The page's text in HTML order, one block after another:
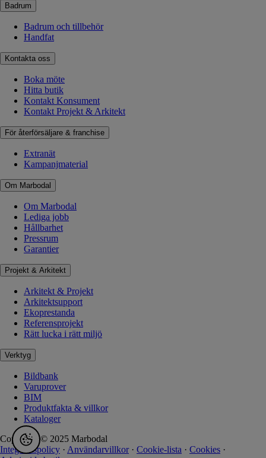
Badrum
Badrum och tillbehör
Handfat
Kontakta oss
Boka möte
Hitta butik
Kontakt Konsument
Kontakt Projekt & Arkitekt
För återförsäljare & franchise
Extranät
Kampanjmaterial
Om Marbodal
Om Marbodal
Lediga jobb
Hållbarhet
Pressrum
Garantier
Projekt & Arkitekt
Arkitekt & Projekt
Arkitektsupport
Ekoprestanda
Referensprojekt
Rätt lucka i rätt miljö
Verktyg
Bildbank
Varuprover
BIM
Produktfakta & villkor
Kataloger
Copyright © 2025 Marbodal
Integritetspolicy · Användarvillkor · Cookie-lista · Cookies ·